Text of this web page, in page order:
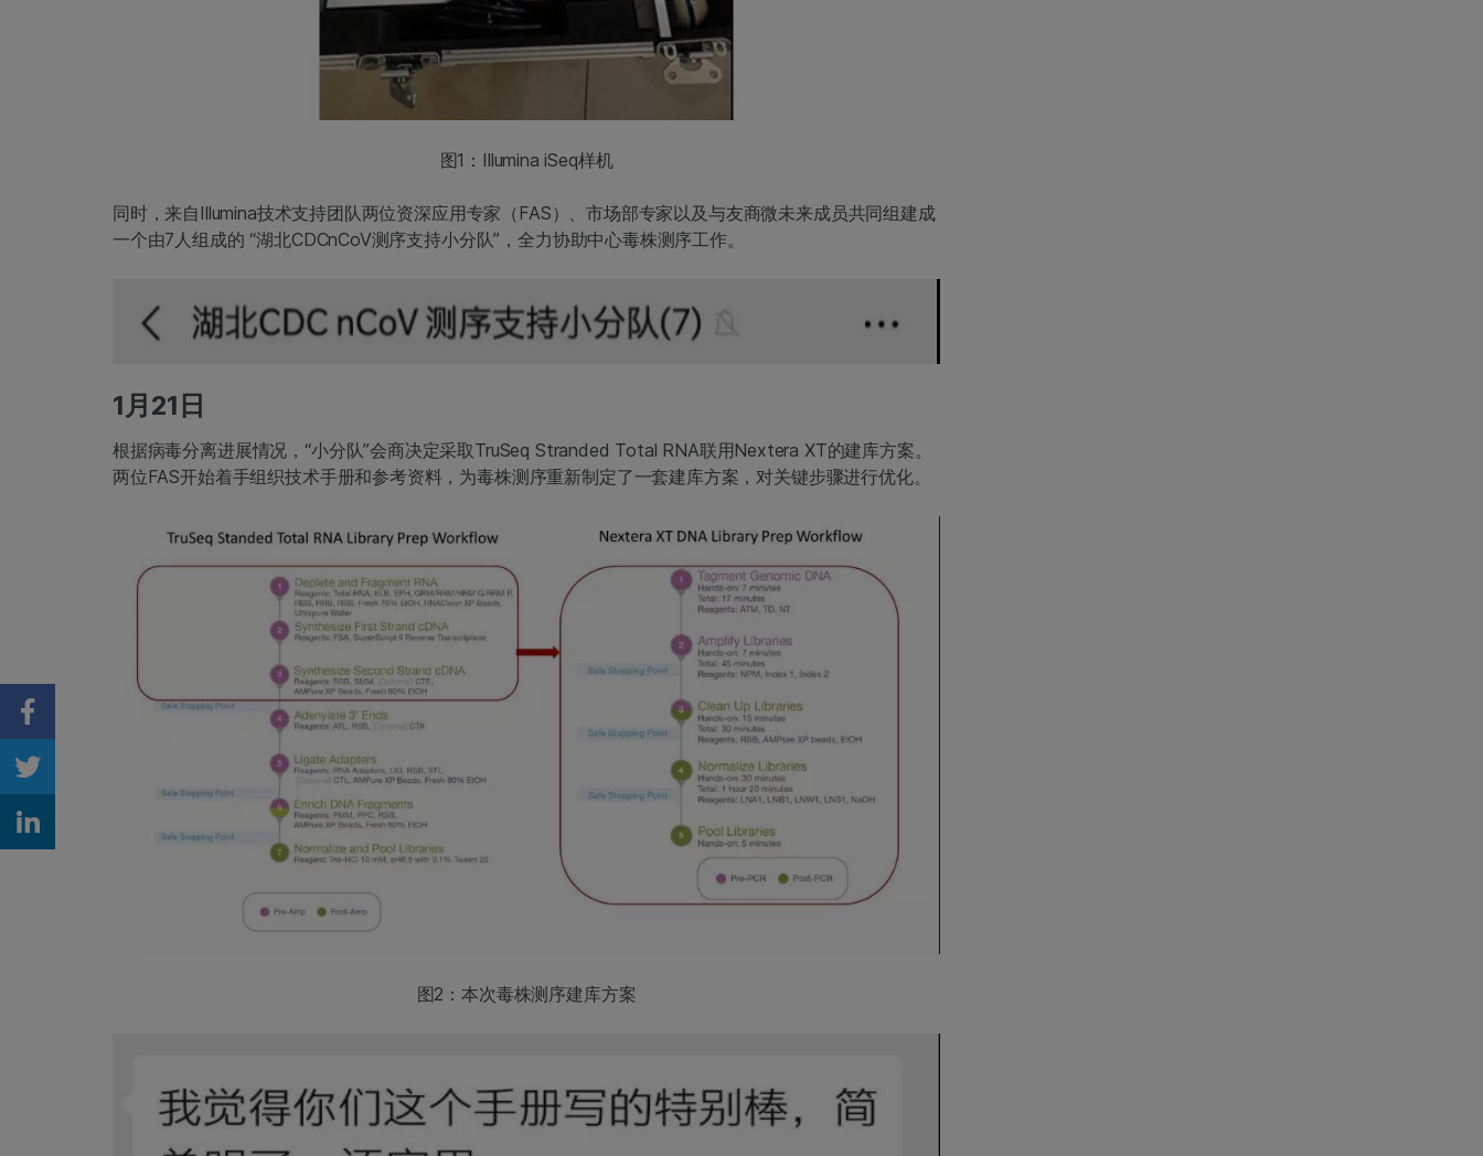
图1：Illumina iSeq样机
同时，来自Illumina技术支持团队两位资深应用专家（FAS）、市场部专家以及与友商微未来成员共同组建成
一个由7人组成的 “湖北CDCnCoV测序支持小分队”，全力协助中心毒株测序工作。
1月21日
根据病毒分离进展情况，“小分队”会商决定采取TruSeq Stranded Total RNA联用Nextera XT的建库方案。
两位FAS开始着手组织技术手册和参考资料，为毒株测序重新制定了一套建库方案，对关键步骤进行优化。
图2：本次毒株测序建库方案
Share on Facebook
Share on Twitter
Share on Linkedin